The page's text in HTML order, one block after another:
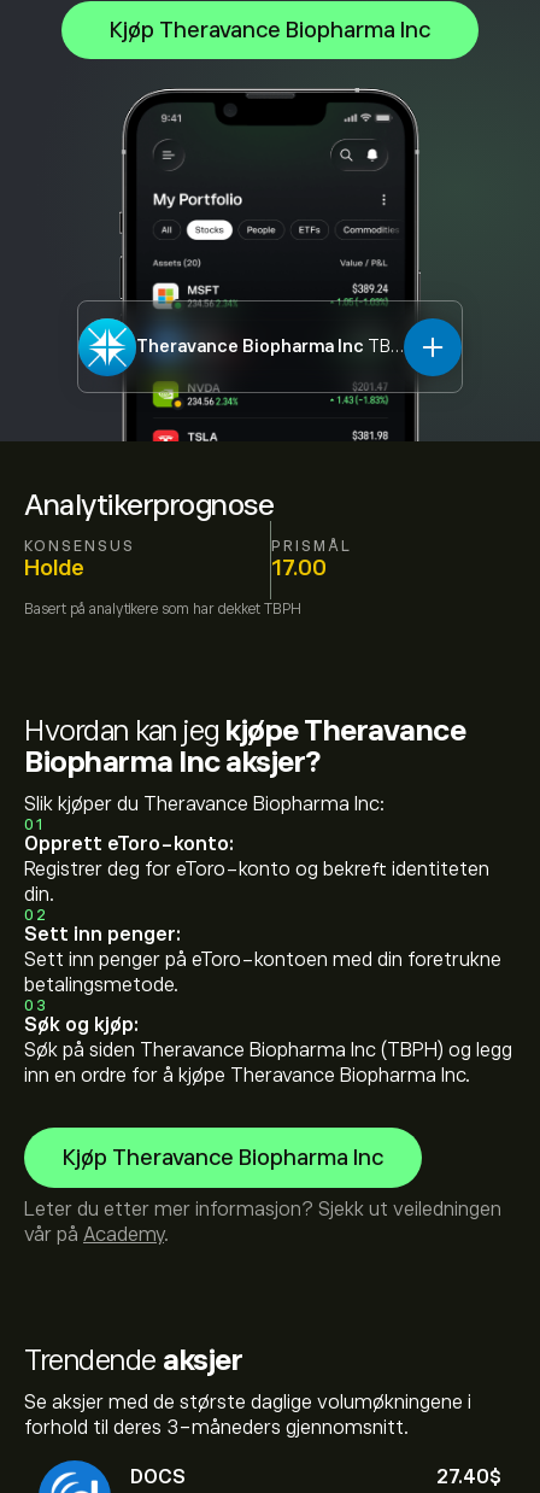
Analytikerprognose
KONSENSUS
Holde
PRISMÅL
17.00
Basert på analytikere som har dekket TBPH
Kjøp Theravance Biopharma Inc
Theravance Biopharma Inc TBPH
Trendende aksjer
Se aksjer med de største daglige volumøkningene i
forhold til deres 3-måneders gjennomsnitt.
DOCS
27.40‎$‎
Hvordan kan jeg kjøpe Theravance
Biopharma Inc aksjer?
Slik kjøper du Theravance Biopharma Inc:
01
Opprett eToro-konto:
Registrer deg for eToro-konto og bekreft identiteten
din.
02
Sett inn penger:
Sett inn penger på eToro-kontoen med din foretrukne
betalingsmetode.
03
Søk og kjøp:
Søk på siden Theravance Biopharma Inc (TBPH) og legg
inn en ordre for å kjøpe Theravance Biopharma Inc.
Kjøp Theravance Biopharma Inc
Leter du etter mer informasjon? Sjekk ut veiledningen
vår på Academy.